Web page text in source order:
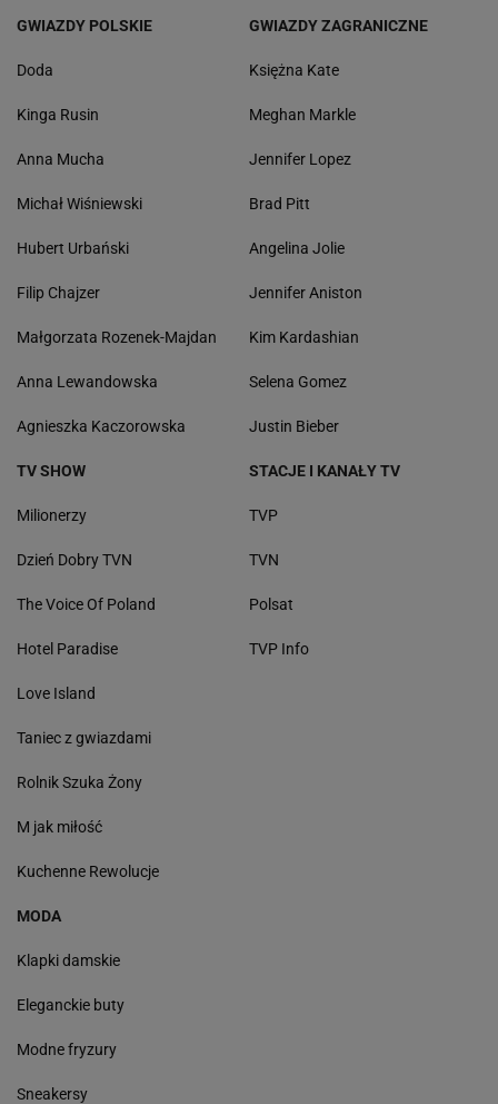
GWIAZDY POLSKIE
Doda
Kinga Rusin
Anna Mucha
Michał Wiśniewski
Hubert Urbański
Filip Chajzer
Małgorzata Rozenek-Majdan
Anna Lewandowska
Agnieszka Kaczorowska
GWIAZDY ZAGRANICZNE
Księżna Kate
Meghan Markle
Jennifer Lopez
Brad Pitt
Angelina Jolie
Jennifer Aniston
Kim Kardashian
Selena Gomez
Justin Bieber
TV SHOW
Milionerzy
Dzień Dobry TVN
The Voice Of Poland
Hotel Paradise
Love Island
Taniec z gwiazdami
Rolnik Szuka Żony
M jak miłość
Kuchenne Rewolucje
STACJE I KANAŁY TV
TVP
TVN
Polsat
TVP Info
MODA
Klapki damskie
Eleganckie buty
Modne fryzury
Sneakersy